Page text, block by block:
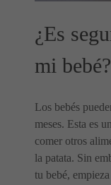
¿Es
mi bebé?
Los bebés
meses. Esta es
comer otros
la patata. Sin
tu bebé,